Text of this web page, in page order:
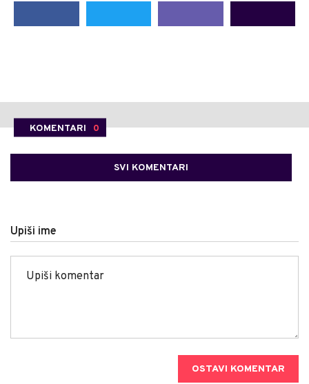
KOMENTARI 0
SVI KOMENTARI
Upiši ime
OSTAVI KOMENTAR